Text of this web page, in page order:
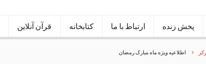
قرآن آنلاین کتابخانه ارتباط با ما پخش زنده
اطلاعیه ویژه ماه مبارک رمضان